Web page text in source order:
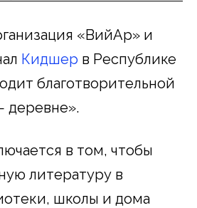
«ВийАр» и
Кидшер в Республике
благотворительной
деревне».
в том, чтобы
литературу в
школы и дома